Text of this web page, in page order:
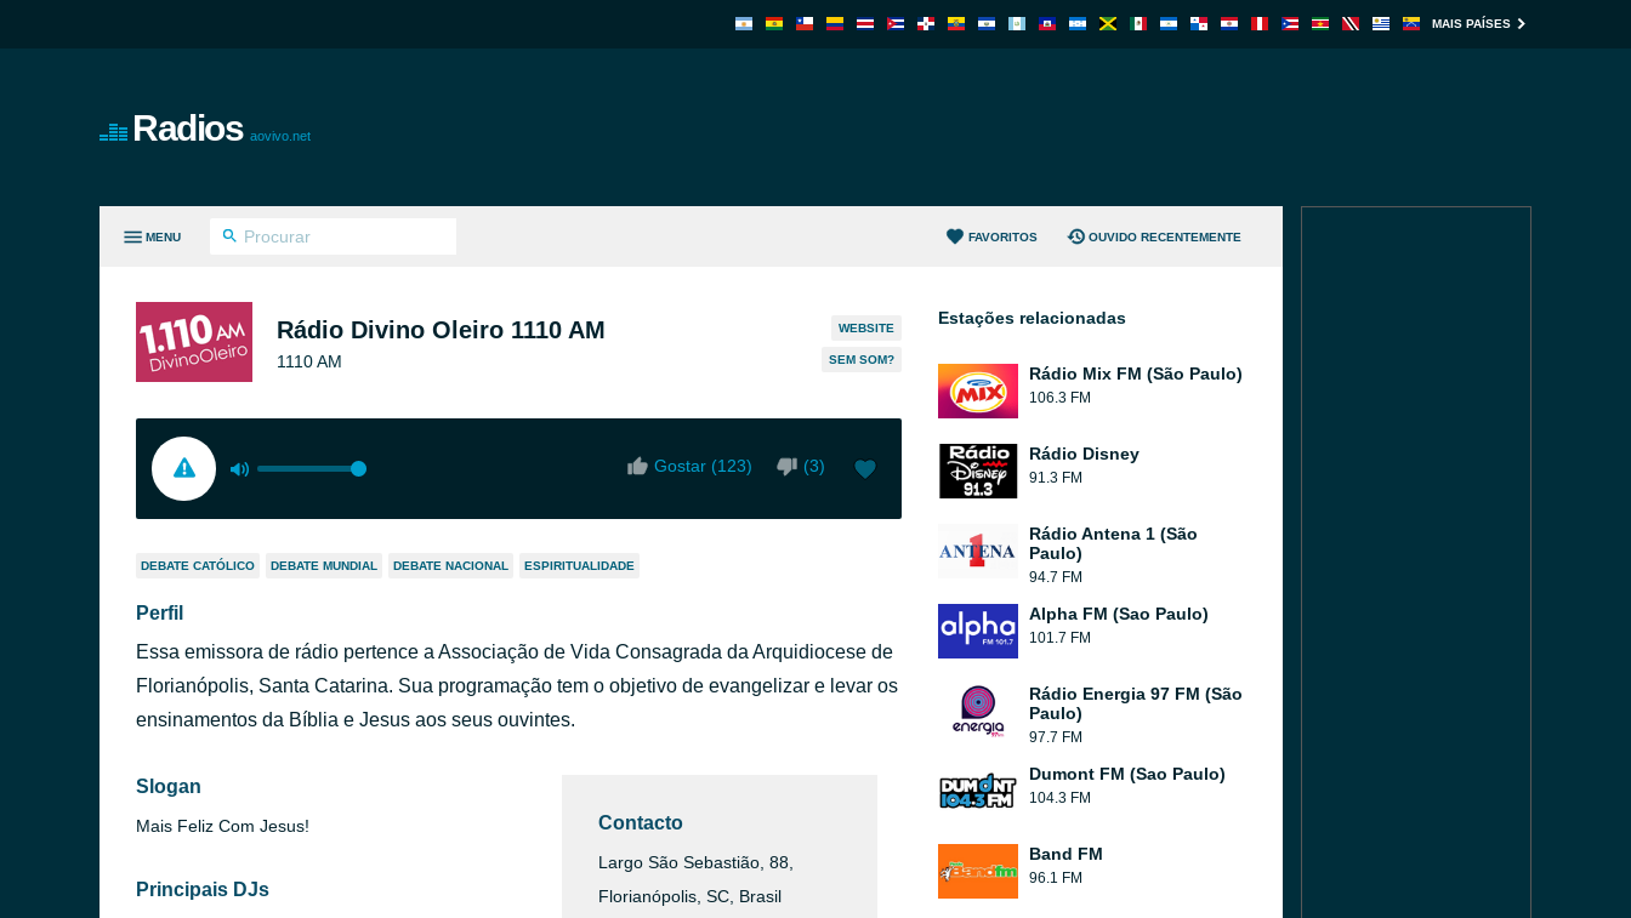
MAIS PAÍSES
Radios aovivo.net
MENU FAVORITOS OUVIDO RECENTEMENTE
Rádio Divino Oleiro 1110 AM
1110 AM
WEBSITE
SEM SOM?
Gostar (123) (3)
DEBATE CATÓLICO DEBATE MUNDIAL DEBATE NACIONAL ESPIRITUALIDADE
Perfil
Essa emissora de rádio pertence a Associação de Vida Consagrada da Arquidiocese de
Florianópolis, Santa Catarina. Sua programação tem o objetivo de evangelizar e levar os
ensinamentos da Bíblia e Jesus aos seus ouvintes.
Slogan
Mais Feliz Com Jesus!
Principais DJs
Contacto
Largo São Sebastião, 88,
Florianópolis, SC, Brasil
Estações relacionadas
Rádio Mix FM (São Paulo)
106.3 FM
Rádio Disney
91.3 FM
Rádio Antena 1 (São
Paulo)
94.7 FM
Alpha FM (Sao Paulo)
101.7 FM
Rádio Energia 97 FM (São
Paulo)
97.7 FM
Dumont FM (Sao Paulo)
104.3 FM
Band FM
96.1 FM